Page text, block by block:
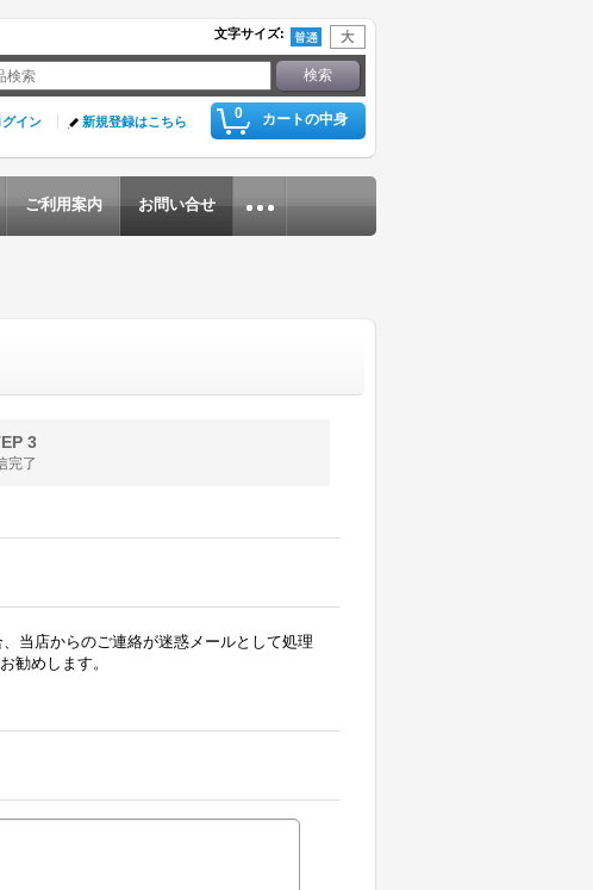
文字サイズ:
0 カートの中身
グイン 新規登録はこちら
ご利用案内 お問い合せ
3
完了
当店からのご連絡が迷惑メールとして処理
勧めします。